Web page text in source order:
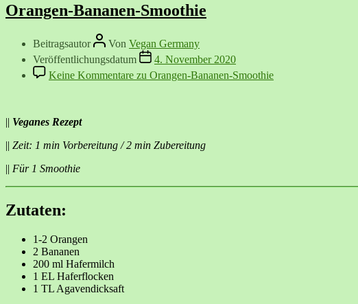
Orangen-Bananen-Smoothie
Beitragsautor Von Vegan Germany
Veröffentlichungsdatum
4. November 2020
Keine Kommentare zu Orangen-Bananen-Smoothie
|| Veganes Rezept
|| Zeit: 1 min Vorbereitung / 2 min Zubereitung
|| Für 1 Smoothie
Zutaten:
1-2 Orangen
2 Bananen
200 ml Hafermilch
1 EL Haferflocken
1 TL Agavendicksaft